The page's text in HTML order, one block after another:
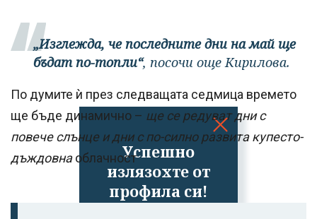
Успешно
излязохте от
профила си!
„Изглежда, че последните дни на май ще
бъдат по-топли“, посочи още Кирилова.
По думите ѝ през следващата седмица времето
ще бъде динамично – ще се редуват дни с
повече слънце и дни с по-силно развита купесто-
дъждовнаоблачност